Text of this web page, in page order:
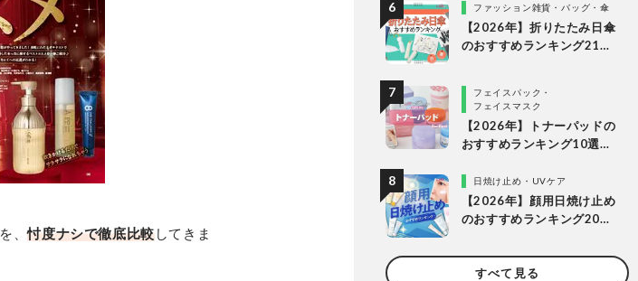
を、忖度ナシで徹底比較してきま
ファッション雑貨・バッグ・傘
【2026年】折りたたみ日傘
のおすすめランキング21
フェイスパック・
フェイスマスク
【2026年】トナーパッドの
おすすめランキング10選。
商品を比較！
日焼け止め・UVケア
【2026年】顔用日焼け止め
のおすすめランキング20
けない理想の1本を探してプ
ロと比較
すべて見る